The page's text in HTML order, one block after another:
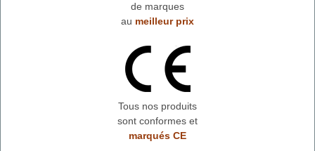
de marques
au meilleur prix
Tous nos produits
sont conformes et
marqués CE